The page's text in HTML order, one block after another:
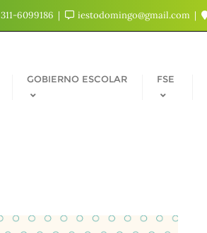
311-6099186 iestodomingo@gmail.com
GOBIERNO ESCOLAR FSE